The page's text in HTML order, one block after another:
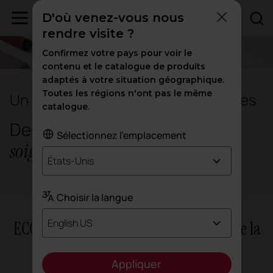
Un design qui transforme les espaces
Des matériaux conçus pour
soigner
ECO : une nouvelle façon de comprendre la
conception
D'où venez-vous nous
rendre visite ?
Confirmez votre pays pour voir le
contenu et le catalogue de produits
adaptés à votre situation géographique.
Toutes les régions n'ont pas le même
catalogue.
Sélectionnez l'emplacement
États-Unis
Choisir la langue
English US
Appliquer